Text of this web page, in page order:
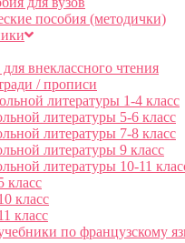
пособия (методички)
для внеклассного чтения
/ прописи
литературы 1-4 класс
литературы 5-6 класс
литературы 7-8 класс
литературы 9 класс
литературы 10-11
класс
класс
класс
по французскому